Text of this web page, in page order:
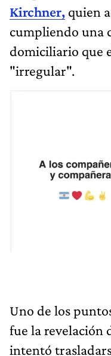
Kirchner, quien
cumpliendo una
domiciliario que
"irregular".
Uno de los
fue la revelación
intentó